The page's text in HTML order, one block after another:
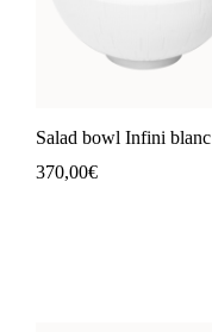
Salad bowl Infini blanc
370,00€